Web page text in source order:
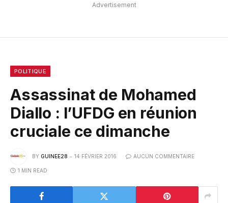
Advertisement
POLITIQUE
Assassinat de Mohamed
Diallo : l’UFDG en réunion
cruciale ce dimanche
BY GUINEE28 14 FÉVRIER 2016 AUCUN COMMENTAIRE
1 MIN READ